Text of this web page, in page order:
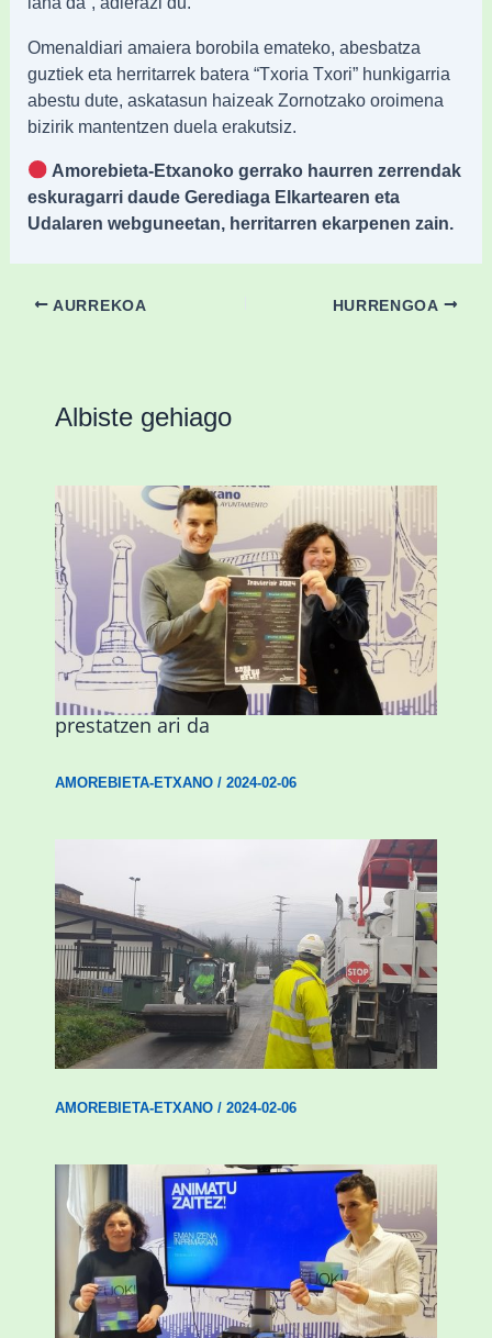
Omenaldiari amaiera borobila emateko, abesbatza
guztiek eta herritarrek batera “Txoria Txori” hunkigarria
abestu dute, askatasun haizeak Zornotzako oroimena
bizirik mantentzen duela erakutsiz.
Amorebieta-Etxanoko gerrako haurren zerrendak
eskuragarri daude Gerediaga Elkartearen eta
Udalaren webguneetan, herritarren ekarpenen zain.
AURREKOA HURRENGOA
Albiste gehiago
Amorebieta musikaz, kolorez eta
alaitasunez beteriko inauterietarako
prestatzen ari da
AMOREBIETA-ETXANO/ 2024-02-06
Amorebieta-Etxanok auzoak hobetzeko
plan integrala ezarri du
AMOREBIETA-ETXANO/ 2024-02-06